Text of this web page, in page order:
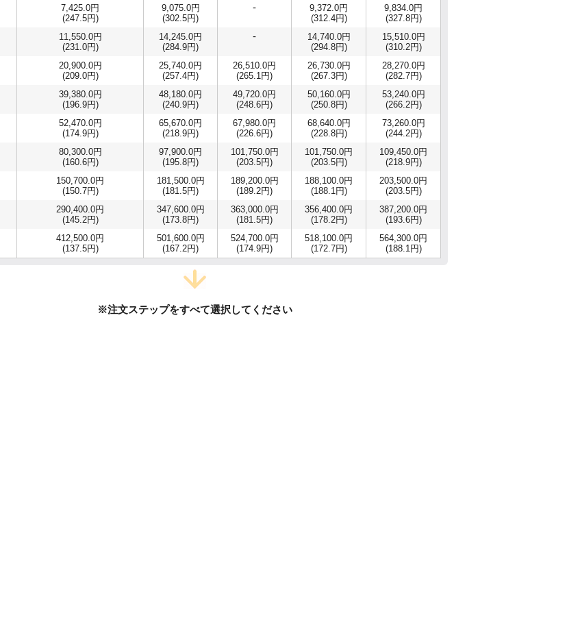
7,425.0円
(247.5円)
9,075.0円
(302.5円)
-
9,372.0円
(312.4円)
9,834.0円
(327.8円)
11,550.0円
(231.0円)
14,245.0円
(284.9円)
-
14,740.0円
(294.8円)
15,510.0円
(310.2円)
20,900.0円
(209.0円)
25,740.0円
(257.4円)
26,510.0円
(265.1円)
26,730.0円
(267.3円)
28,270.0円
(282.7円)
39,380.0円
(196.9円)
48,180.0円
(240.9円)
49,720.0円
(248.6円)
50,160.0円
(250.8円)
53,240.0円
(266.2円)
52,470.0円
(174.9円)
65,670.0円
(218.9円)
67,980.0円
(226.6円)
68,640.0円
(228.8円)
73,260.0円
(244.2円)
80,300.0円
(160.6円)
97,900.0円
(195.8円)
101,750.0円
(203.5円)
101,750.0円
(203.5円)
109,450.0円
(218.9円)
150,700.0円
(150.7円)
181,500.0円
(181.5円)
189,200.0円
(189.2円)
188,100.0円
(188.1円)
203,500.0円
(203.5円)
290,400.0円
(145.2円)
347,600.0円
(173.8円)
363,000.0円
(181.5円)
356,400.0円
(178.2円)
387,200.0円
(193.6円)
412,500.0円
(137.5円)
501,600.0円
(167.2円)
524,700.0円
(174.9円)
518,100.0円
(172.7円)
564,300.0円
(188.1円)
※注文ステップをすべて選択してください